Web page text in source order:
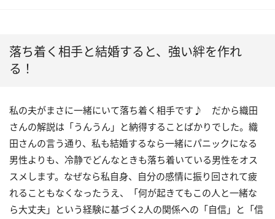
落ち着く相手と結婚すると、強い絆を作れ
る！
私の夫がまさに一緒にいて落ち着く相手です♪ だから織田
さんの解説は「うんうん」と納得することばかりでした。織
田さんの言う通り、私も結婚するなら一緒にパニックになる
男性よりも、冷静でどんなときも落ち着いている男性をオス
スメします。なぜなら私自身、自分の感情に振り回されて疲
れることもなくなったうえ、「何が起きてもこの人と一緒な
ら大丈夫」という経験に基づく2人の関係への「自信」と「信